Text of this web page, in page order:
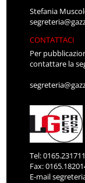
Stefania
CONTATTACI
Per
contattare la
Tel: 0165.231711
Fax:
E-mail